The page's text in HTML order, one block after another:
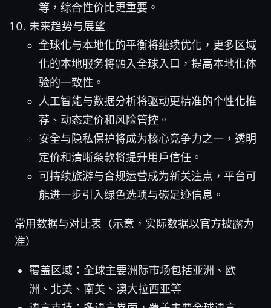
等，综合性价比更重要。
未来趋势与展望
全球化与本地化的平衡将继续优化，更多区域
化的本地服务将融入全球入口，提高本地化体
验的一致性。
人工智能与数据分析将驱动更精准的个性化推
荐、动态定价和风险管控。
安全与隐私保护将成为核心竞争力之一，透明
定价和清晰条款将提升用户信任。
可持续旅游与合规运营成为新关注点，平台可
能进一步引入绿色选项与碳足迹信息。
常用数据与对比表（示意，实际数据以官方披露为
准）
覆盖区域：全球主要洲际市场包括亚洲、欧
洲、北美、南美、澳大拉西亚等